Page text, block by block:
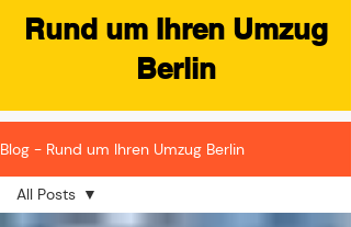
Rund um Ihren Umzug
Berlin
Blog - Rund um Ihren Umzug Berlin
All Posts